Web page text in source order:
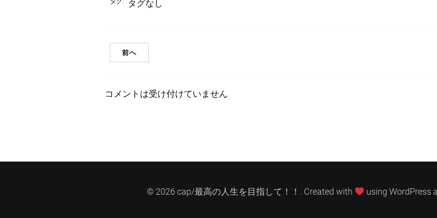
タグなし
前へ
コメントは受け付けていません
© 2026 cap/最高の人生を目指して！！. Created with using WordPress